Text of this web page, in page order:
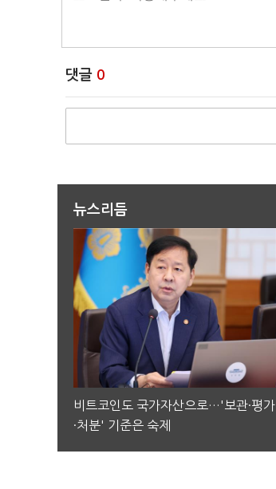
댓글 0
뉴스리듬
비트코인도 국가자산으로…'보관·평가
·처분' 기준은 숙제